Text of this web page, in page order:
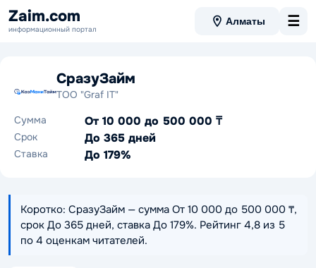
Zaim.com
информационный портал
Алматы ☰
СразуЗайм
ТОО "Graf IT"
Сумма
От 10 000 до 500 000 ₸
Срок До 365 дней
Ставка До 179%
Коротко: СразуЗайм — сумма От 10 000 до 500 000 ₸,
срок До 365 дней, ставка До 179%. Рейтинг 4,8 из 5
по 4 оценкам читателей.